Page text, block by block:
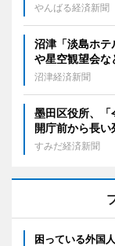
やんばる経済新聞
沼津「淡島ホ
や星空観望会な
沼津経済新聞
墨田区役所、
開庁前から長い
すみだ経済新聞
困っている外国